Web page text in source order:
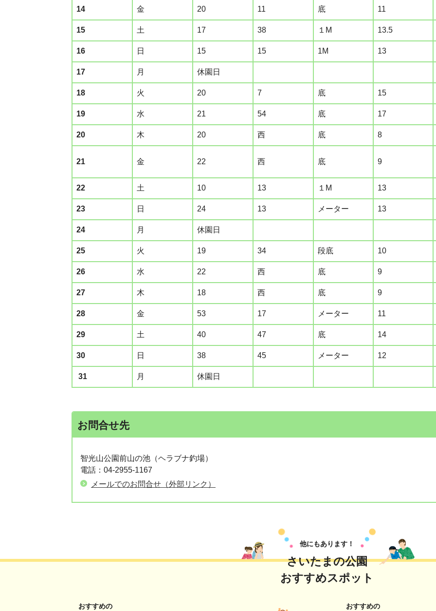
14 金 20 11 底 11
15 土 17 38 １M 13.5
16 日 15 15 1M 13
17 月 休園日
18 火 20 7 底 15
19 水 21 54 底 17
20 木 20 西 底 8
21 金 22 西 底 9
22 土 10 13 １M 13
23 日 24 13 メーター 13
24 月 休園日
25 火 19 34 段底 10
26 水 22 西 底 9
27 木 18 西 底 9
28 金 53 17 メーター 11
29 土 40 47 底 14
30 日 38 45 メーター 12
31 月 休園日
お問合せ先
智光山公園前山の池（ヘラブナ釣場）
電話：04-2955-1167
メールでのお問合せ（外部リンク）
他にもあります！
さいたまの公園
おすすめスポット
おすすめの おすすめの